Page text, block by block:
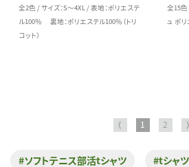
全2色 / サイズ：S～4XL / 表地：ポリエステ
ル100％ 裏地：ポリエステル100％（トリ
コット）
全15色
ュ ポ
⟨ 1 2 ⟩
#ソフトテニス部活tシャツ #tシャ